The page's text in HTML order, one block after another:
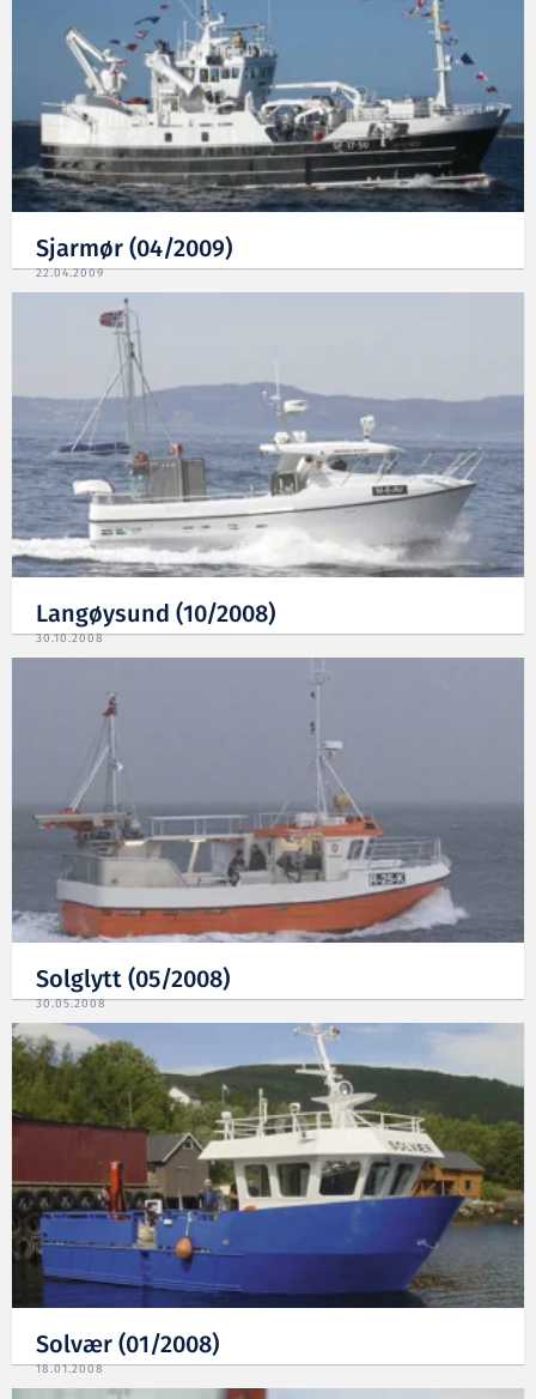
Sjarmør (04/2009)
22.04.2009
Langøysund (10/2008)
30.10.2008
Solglytt (05/2008)
30.05.2008
Solvær (01/2008)
18.01.2008